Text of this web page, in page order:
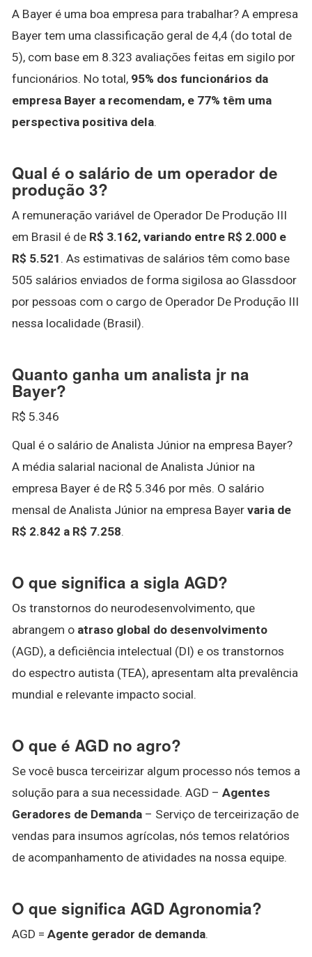
A Bayer é uma boa empresa para trabalhar? A empresa
Bayer tem uma classificação geral de 4,4 (do total de
5), com base em 8.323 avaliações feitas em sigilo por
funcionários. No total, 95% dos funcionários da
empresa Bayer a recomendam, e 77% têm uma
perspectiva positiva dela.
Qual é o salário de um operador de
produção 3?
A remuneração variável de Operador De Produção III
em Brasil é de R$ 3.162, variando entre R$ 2.000 e
R$ 5.521 . As estimativas de salários têm como base
505 salários enviados de forma sigilosa ao Glassdoor
por pessoas com o cargo de Operador De Produção III
nessa localidade (Brasil).
Quanto ganha um analista jr na
Bayer?
R$ 5.346
Qual é o salário de Analista Júnior na empresa Bayer?
A média salarial nacional de Analista Júnior na
empresa Bayer é de R$ 5.346 por mês. O salário
mensal de Analista Júnior na empresa Bayer varia de
R$ 2.842 a R$ 7.258.
O que significa a sigla AGD?
Os transtornos do neurodesenvolvimento, que
abrangem o atraso global do desenvolvimento
(AGD), a deficiência intelectual (DI) e os transtornos
do espectro autista (TEA), apresentam alta prevalência
mundial e relevante impacto social.
O que é AGD no agro?
Se você busca terceirizar algum processo nós temos a
solução para a sua necessidade. AGD – Agentes
Geradores de Demanda – Serviço de terceirização de
vendas para insumos agrícolas, nós temos relatórios
de acompanhamento de atividades na nossa equipe.
O que significa AGD Agronomia?
AGD = Agente gerador de demanda.